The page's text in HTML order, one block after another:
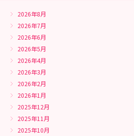
2026年8月
2026年7月
2026年6月
2026年5月
2026年4月
2026年3月
2026年2月
2026年1月
2025年12月
2025年11月
2025年10月